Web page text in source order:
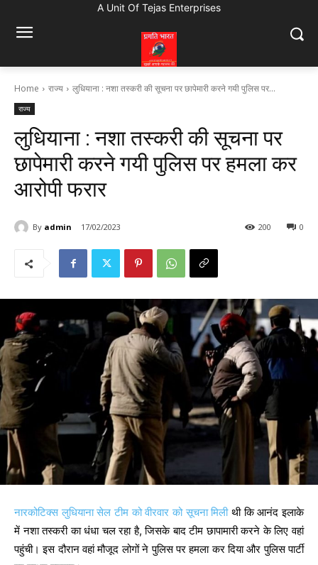
A Unit Of Tejas Enterprises
Home राज्य लुधियाना : नशा तस्करी की सूचना पर छापेमारी करने गयी पुलिस पर...
राज्य
लुधियाना : नशा तस्करी की सूचना पर
छापेमारी करने गयी पुलिस पर हमला कर
आरोपी फरार
By admin 17/02/2023 0
200
नारकोटिक्स लुधियाना सेल टीम को वीरवार को सूचना मिलीथी कि आनंद इलाके
में नशा तस्करी का धंधा चल रहा है, जिसके बाद टीम छापामारी करने के लिए वहां
पहुंची। इस दौरान वहां मौजूद लोगों ने पुलिस पर हमला कर दिया और पुलिस पार्टी